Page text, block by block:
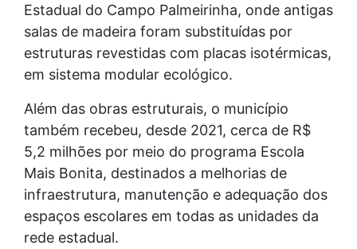
Estadual do Campo Palmeirinha, onde antigas
salas de madeira foram substituídas por
estruturas revestidas com placas isotérmicas,
em sistema modular ecológico.
Além das obras estruturais, o município
também recebeu, desde 2021, cerca de R$
5,2 milhões por meio do programa Escola
Mais Bonita, destinados a melhorias de
infraestrutura, manutenção e adequação dos
espaços escolares em todas as unidades da
rede estadual.